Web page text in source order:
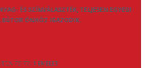
ÉS SZÍNVÁLASZTÉK, TELJESEN EGYEDI
BÚTOR ÖNHÖZ IGAZODIK.
75-77. 1 EMELET